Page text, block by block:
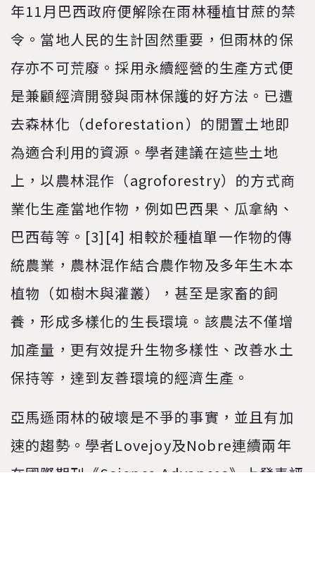
年11月巴西政府便解除在雨林種植甘蔗的禁
令。當地人民的生計固然重要，但雨林的保
存亦不可荒廢。採用永續經營的生產方式便
是兼顧經濟開發與雨林保護的好方法。已遭
去森林化（deforestation）的閒置土地即
為適合利用的資源。學者建議在這些土地
上，以農林混作（agroforestry）的方式商
業化生產當地作物，例如巴西果、瓜拿納、
巴西莓等。[3][4] 相較於種植單一作物的傳
統農業，農林混作結合農作物及多年生木本
植物（如樹木與灌叢），甚至是家畜的飼
養，形成多樣化的生長環境。該農法不僅增
加產量，更有效提升生物多樣性、改善水土
保持等，達到友善環境的經濟生產。
亞馬遜雨林的破壞是不爭的事實，並且有加
速的趨勢。學者Lovejoy及Nobre連續兩年
在國際期刊《Science Advances》上發表評